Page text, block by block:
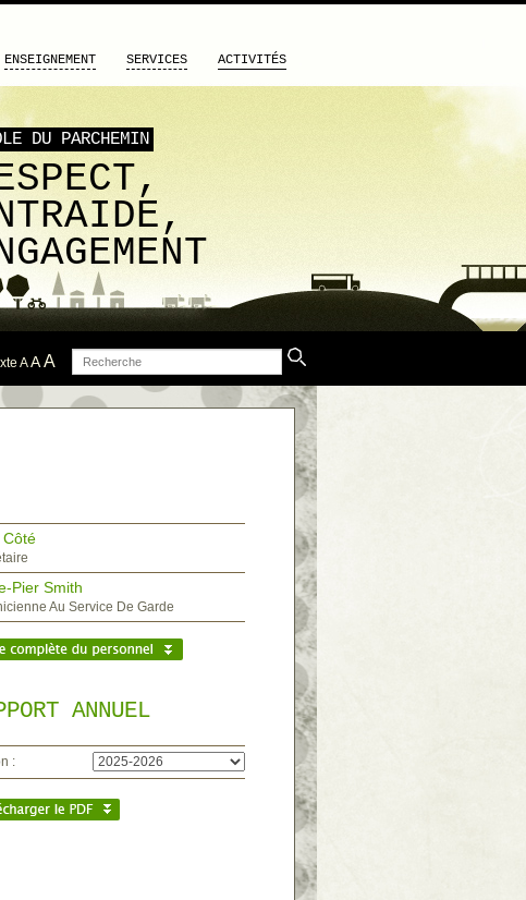
DU PARCHEMIN
ENSEIGNEMENT SERVICES ACTIVITÉS
A AA Recherche
Côté
Pier Smith
Au Service De Garde
ANNUEL
: